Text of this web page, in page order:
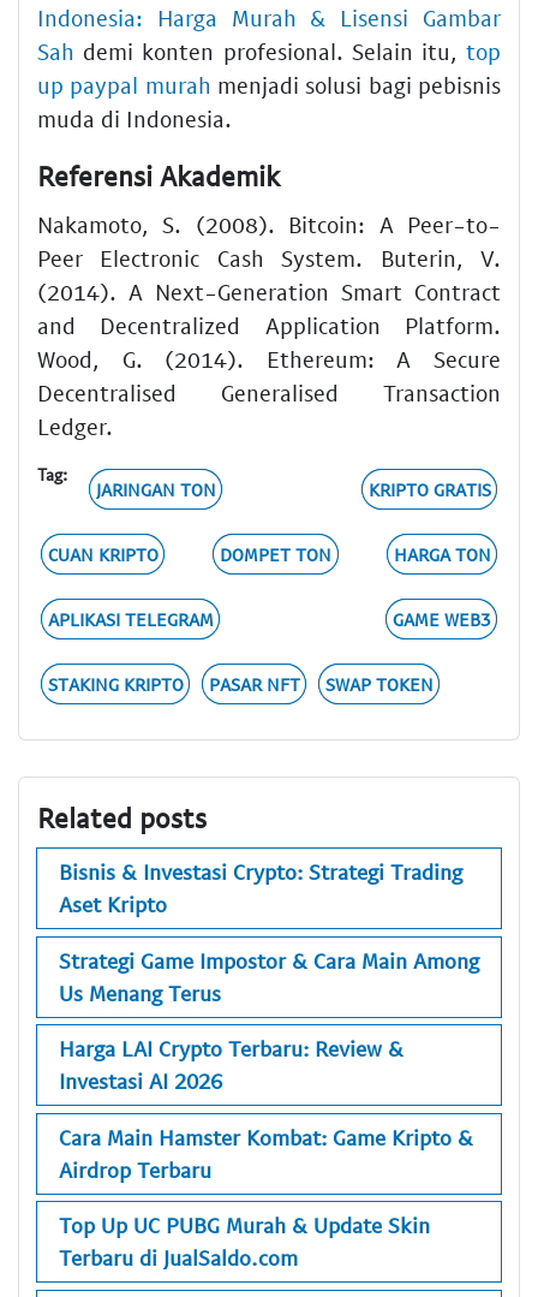
Indonesia: Harga Murah & Lisensi Gambar
Sah demi konten profesional. Selain itu, top
up paypal murah menjadi solusi bagi pebisnis
muda di Indonesia.
Referensi Akademik
Nakamoto, S. (2008). Bitcoin: A Peer-to-
Peer Electronic Cash System. Buterin, V.
(2014). A Next-Generation Smart Contract
and Decentralized Application Platform.
Wood, G. (2014). Ethereum: A Secure
Decentralised Generalised Transaction
Ledger.
Tag:
JARINGAN TON KRIPTO GRATIS
CUAN KRIPTO DOMPET TON HARGA TON
APLIKASI TELEGRAM GAME WEB3
STAKING KRIPTO PASAR NFT SWAP TOKEN
Related posts
Bisnis & Investasi Crypto: Strategi Trading
Aset Kripto
Strategi Game Impostor & Cara Main Among
Us Menang Terus
Harga LAI Crypto Terbaru: Review &
Investasi AI 2026
Cara Main Hamster Kombat: Game Kripto &
Airdrop Terbaru
Top Up UC PUBG Murah & Update Skin
Terbaru di JualSaldo.com